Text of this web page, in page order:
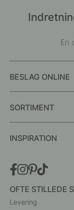
En
BESLAG ONLINE
SORTIMENT
INSPIRATION
OFTE STILLEDE
Levering